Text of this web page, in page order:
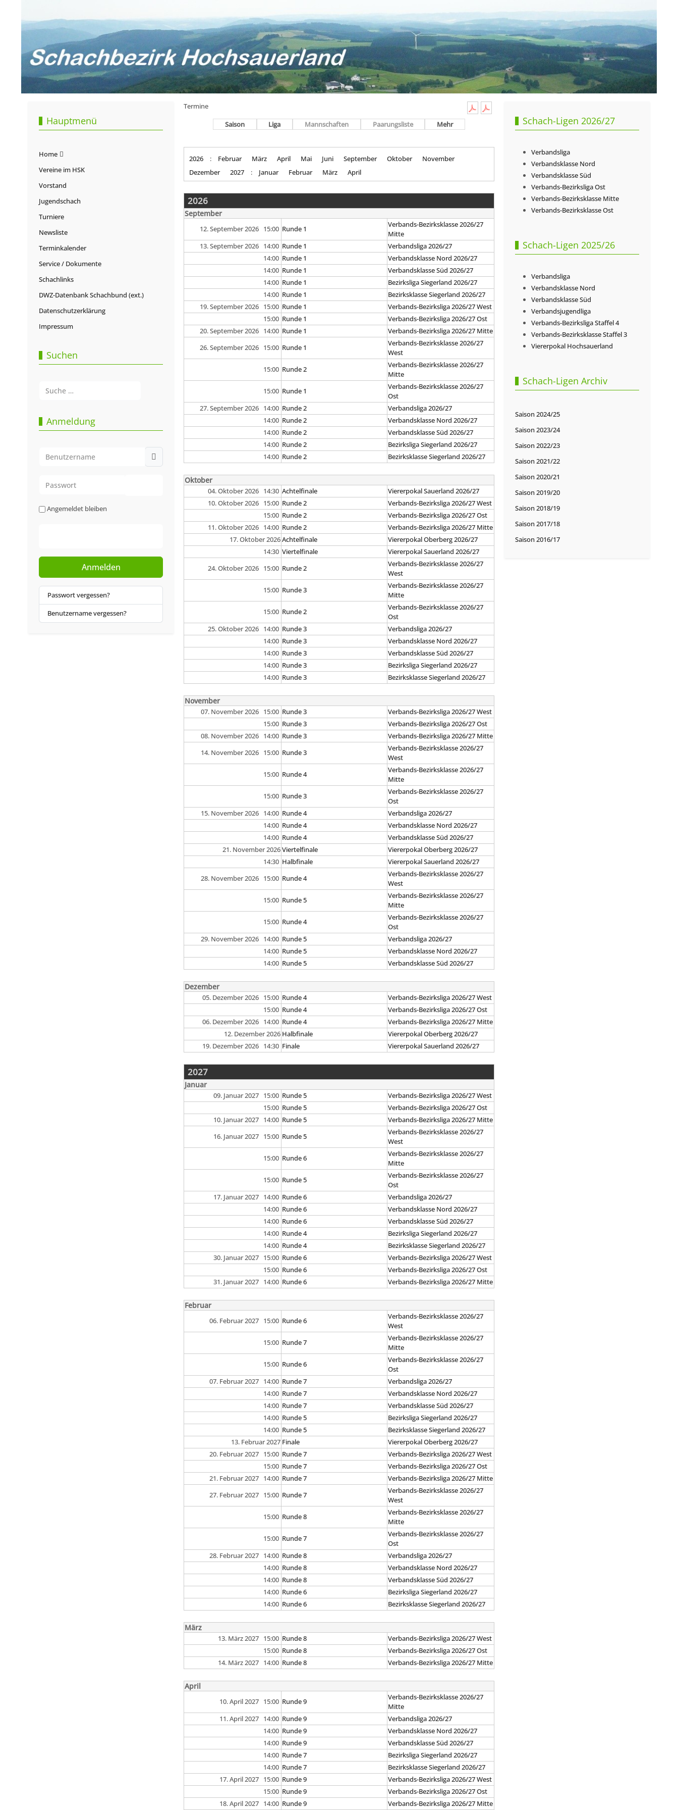
Hauptmenü
Home
Vereine im HSK
Vorstand
Jugendschach
Turniere
Newsliste
Terminkalender
Service / Dokumente
Schachlinks
DWZ-Datenbank Schachbund (ext.)
Datenschutzerklärung
Impressum
Suchen
Anmeldung
Passwort anzeigen
Angemeldet bleiben
Anmelden
Passwort vergessen?
Benutzername vergessen?
Termine
Saison
Liga Mannschaften Paarungsliste Mehr
2026 : Februar März April Mai Juni September Oktober
November
Dezember
2027 : Januar Februar März April
2026
September
12. September 2026 15:00 Runde 1
Verbands-Bezirksklasse 2026/27
Mitte
13. September 2026 14:00 Runde 1
Verbandsliga 2026/27
14:00 Runde 1
Verbandsklasse Nord 2026/27
14:00 Runde 1
Verbandsklasse Süd 2026/27
14:00 Runde 1
Bezirksliga Siegerland 2026/27
14:00 Runde 1
Bezirksklasse Siegerland 2026/27
19. September 2026 15:00 Runde 1
Verbands-Bezirksliga 2026/27 West
15:00 Runde 1
Verbands-Bezirksliga 2026/27 Ost
20. September 2026 14:00 Runde 1
Verbands-Bezirksliga 2026/27 Mitte
26. September 2026 15:00 Runde 1
Verbands-Bezirksklasse 2026/27
West
15:00 Runde 2
Verbands-Bezirksklasse 2026/27
Mitte
15:00 Runde 1
Verbands-Bezirksklasse 2026/27
Ost
27. September 2026 14:00 Runde 2
Verbandsliga 2026/27
14:00 Runde 2
Verbandsklasse Nord 2026/27
14:00 Runde 2
Verbandsklasse Süd 2026/27
14:00 Runde 2
Bezirksliga Siegerland 2026/27
14:00 Runde 2 Bezirksklasse Siegerland 2026/27
Oktober
04. Oktober 2026 14:30 Achtelfinale
Viererpokal Sauerland 2026/27
10. Oktober 2026 15:00 Runde 2
Verbands-Bezirksliga 2026/27 West
15:00 Runde 2
Verbands-Bezirksliga 2026/27 Ost
11. Oktober 2026 14:00 Runde 2
Verbands-Bezirksliga 2026/27 Mitte
17. Oktober 2026Achtelfinale
Viererpokal Oberberg 2026/27
14:30 Viertelfinale
Viererpokal Sauerland 2026/27
24. Oktober 2026 15:00 Runde 2
Verbands-Bezirksklasse 2026/27
West
15:00 Runde 3
Verbands-Bezirksklasse 2026/27
Mitte
15:00 Runde 2
Verbands-Bezirksklasse 2026/27
Ost
25. Oktober 2026 14:00 Runde 3
Verbandsliga 2026/27
14:00 Runde 3
Verbandsklasse Nord 2026/27
14:00 Runde 3
Verbandsklasse Süd 2026/27
14:00 Runde 3
Bezirksliga Siegerland 2026/27
14:00 Runde 3 Bezirksklasse Siegerland 2026/27
November
07. November 2026 15:00 Runde 3
Verbands-Bezirksliga 2026/27 West
15:00 Runde 3
Verbands-Bezirksliga 2026/27 Ost
08. November 2026 14:00 Runde 3
Verbands-Bezirksliga 2026/27 Mitte
14. November 2026 15:00 Runde 3
Verbands-Bezirksklasse 2026/27
West
15:00 Runde 4
Verbands-Bezirksklasse 2026/27
Mitte
15:00 Runde 3
Verbands-Bezirksklasse 2026/27
Ost
15. November 2026 14:00 Runde 4
Verbandsliga 2026/27
14:00 Runde 4
Verbandsklasse Nord 2026/27
14:00 Runde 4
Verbandsklasse Süd 2026/27
21. November 2026Viertelfinale
Viererpokal Oberberg 2026/27
14:30 Halbfinale
Viererpokal Sauerland 2026/27
28. November 2026 15:00 Runde 4
Verbands-Bezirksklasse 2026/27
West
15:00 Runde 5
Verbands-Bezirksklasse 2026/27
Mitte
15:00 Runde 4
Verbands-Bezirksklasse 2026/27
Ost
29. November 2026 14:00 Runde 5
Verbandsliga 2026/27
14:00 Runde 5
Verbandsklasse Nord 2026/27
14:00 Runde 5 Verbandsklasse Süd 2026/27
Dezember
05. Dezember 2026 15:00 Runde 4
Verbands-Bezirksliga 2026/27 West
15:00 Runde 4
Verbands-Bezirksliga 2026/27 Ost
06. Dezember 2026 14:00 Runde 4
Verbands-Bezirksliga 2026/27 Mitte
12. Dezember 2026 Halbfinale
Viererpokal Oberberg 2026/27
19. Dezember 2026 14:30 Finale Viererpokal Sauerland 2026/27
2027
Januar
09. Januar 2027 15:00 Runde 5
Verbands-Bezirksliga 2026/27 West
15:00 Runde 5
Verbands-Bezirksliga 2026/27 Ost
10. Januar 2027 14:00 Runde 5
Verbands-Bezirksliga 2026/27 Mitte
16. Januar 2027 15:00 Runde 5
Verbands-Bezirksklasse 2026/27
West
15:00 Runde 6
Verbands-Bezirksklasse 2026/27
Mitte
15:00 Runde 5
Verbands-Bezirksklasse 2026/27
Ost
17. Januar 2027 14:00 Runde 6
Verbandsliga 2026/27
14:00 Runde 6
Verbandsklasse Nord 2026/27
14:00 Runde 6
Verbandsklasse Süd 2026/27
14:00 Runde 4
Bezirksliga Siegerland 2026/27
14:00 Runde 4
Bezirksklasse Siegerland 2026/27
30. Januar 2027 15:00 Runde 6
Verbands-Bezirksliga 2026/27 West
15:00 Runde 6
Verbands-Bezirksliga 2026/27 Ost
31. Januar 2027 14:00 Runde 6 Verbands-Bezirksliga 2026/27 Mitte
Februar
06. Februar 2027 15:00 Runde 6
Verbands-Bezirksklasse 2026/27
West
15:00 Runde 7
Verbands-Bezirksklasse 2026/27
Mitte
15:00 Runde 6
Verbands-Bezirksklasse 2026/27
Ost
07. Februar 2027 14:00 Runde 7
Verbandsliga 2026/27
14:00 Runde 7
Verbandsklasse Nord 2026/27
14:00 Runde 7
Verbandsklasse Süd 2026/27
14:00 Runde 5
Bezirksliga Siegerland 2026/27
14:00 Runde 5
Bezirksklasse Siegerland 2026/27
13. Februar 2027 Finale
Viererpokal Oberberg 2026/27
20. Februar 2027 15:00 Runde 7
Verbands-Bezirksliga 2026/27 West
15:00 Runde 7
Verbands-Bezirksliga 2026/27 Ost
21. Februar 2027 14:00 Runde 7
Verbands-Bezirksliga 2026/27 Mitte
27. Februar 2027 15:00 Runde 7
Verbands-Bezirksklasse 2026/27
West
15:00 Runde 8
Verbands-Bezirksklasse 2026/27
Mitte
15:00 Runde 7
Verbands-Bezirksklasse 2026/27
Ost
28. Februar 2027 14:00 Runde 8
Verbandsliga 2026/27
14:00 Runde 8
Verbandsklasse Nord 2026/27
14:00 Runde 8
Verbandsklasse Süd 2026/27
14:00 Runde 6
Bezirksliga Siegerland 2026/27
14:00 Runde 6 Bezirksklasse Siegerland 2026/27
März
13. März 2027 15:00 Runde 8
Verbands-Bezirksliga 2026/27 West
15:00 Runde 8
Verbands-Bezirksliga 2026/27 Ost
14. März 2027 14:00 Runde 8 Verbands-Bezirksliga 2026/27 Mitte
April
10. April 2027 15:00 Runde 9
Verbands-Bezirksklasse 2026/27
Mitte
11. April 2027 14:00 Runde 9
Verbandsliga 2026/27
14:00 Runde 9
Verbandsklasse Nord 2026/27
14:00 Runde 9
Verbandsklasse Süd 2026/27
14:00 Runde 7
Bezirksliga Siegerland 2026/27
14:00 Runde 7
Bezirksklasse Siegerland 2026/27
17. April 2027 15:00 Runde 9
Verbands-Bezirksliga 2026/27 West
15:00 Runde 9
Verbands-Bezirksliga 2026/27 Ost
18. April 2027 14:00 Runde 9 Verbands-Bezirksliga 2026/27 Mitte
Schach-Ligen 2026/27
Verbandsliga
Verbandsklasse Nord
Verbandsklasse Süd
Verbands-Bezirksliga Ost
Verbands-Bezirksklasse Mitte
Verbands-Bezirksklasse Ost
Schach-Ligen 2025/26
Verbandsliga
Verbandsklasse Nord
Verbandsklasse Süd
Verbandsjugendliga
Verbands-Bezirksliga Staffel 4
Verbands-Bezirksklasse Staffel 3
Viererpokal Hochsauerland
Schach-Ligen Archiv
Saison 2024/25
Saison 2023/24
Saison 2022/23
Saison 2021/22
Saison 2020/21
Saison 2019/20
Saison 2018/19
Saison 2017/18
Saison 2016/17